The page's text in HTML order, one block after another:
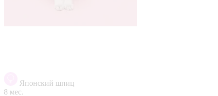
Японский шпиц
8 мес.